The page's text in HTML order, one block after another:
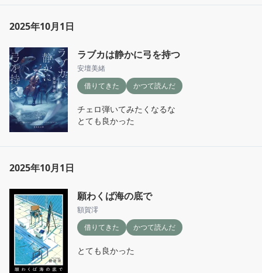
2025年10月1日
ラブカは静かに弓を持つ
安壇美緒
借りてきた
かつて読んだ
チェロ弾いてみたくなるな
とても良かった
2025年10月1日
願わくば海の底で
額賀澪
借りてきた
かつて読んだ
とても良かった